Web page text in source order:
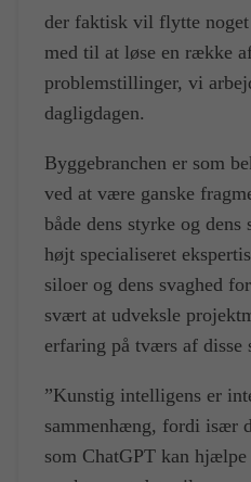
der faktisk vil flytte
med til at løse en række
problemstillinger, vi
dagligdagen.
Byggebranchen er som
ved at være ganske
både dens styrke og
højt specialiseret
siloer og dens svaghed
svært at udveksle
erfaring på tværs af disse
”Kunstig intelligens er
sammenhæng, fordi især
som ChatGPT kan